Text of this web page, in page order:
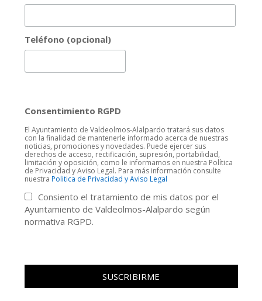
Teléfono (opcional)
Consentimiento RGPD
El Ayuntamiento de Valdeolmos-Alalpardo tratará sus datos
con la finalidad de mantenerle informado acerca de nuestras
noticias, promociones y novedades. Puede ejercer sus
derechos de acceso, rectificación, supresión, portabilidad,
limitación y oposición, como le informamos en nuestra Política
de Privacidad y Aviso Legal. Para más información consulte
nuestra Politica de Privacidad y Aviso Legal
Consiento el tratamiento de mis datos por el
Ayuntamiento de Valdeolmos-Alalpardo según
normativa RGPD.